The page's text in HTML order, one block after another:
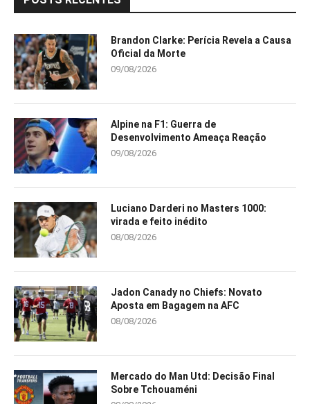
Brandon Clarke: Perícia Revela a Causa
Oficial da Morte
09/08/2026
Alpine na F1: Guerra de
Desenvolvimento Ameaça Reação
09/08/2026
Luciano Darderi no Masters 1000:
virada e feito inédito
08/08/2026
Jadon Canady no Chiefs: Novato
Aposta em Bagagem na AFC
08/08/2026
Mercado do Man Utd: Decisão Final
Sobre Tchouaméni